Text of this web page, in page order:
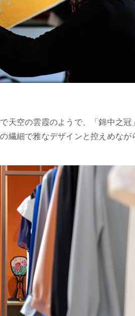
天空の雲霞のようで、「錦中之冠
繊細で雅なデザインと控えめなが